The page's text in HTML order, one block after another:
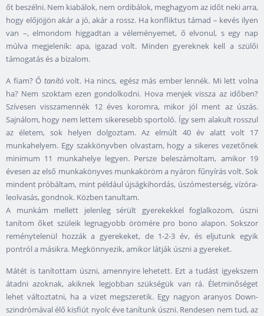
őt beszélni. Nem kiabálok, nem ordibálok, meghagyom az időt neki arra,
hogy előjöjjön akár a jó, akár a rossz. Ha konfliktus támad – kevés ilyen
van –, elmondom higgadtan a véleményemet, ő elvonul, s egy nap
múlva megjelenik: apa, igazad volt. Minden gyereknek kell a szülői
támogatás és a bizalom.
A fiam? Ő tanítóvolt. Ha nincs, egész más ember lennék. Mi lett volna
ha? Nem szoktam ezen gondolkodni. Hova menjek vissza az időben?
Szívesen visszamennék 12 éves koromra, mikor jól ment az úszás.
Sajnálom, hogy nem lettem sikeresebb sportoló. Így sem alakult rosszul
az életem, sok helyen dolgoztam. Az elmúlt 40 év alatt volt 17
munkahelyem. Egy szakkönyvben olvastam, hogy a sikeres vezetőnek
minimum 11 munkahelye legyen. Persze beleszámoltam, amikor 19
évesen az első munkakönyves munkaköröm a nyáron fűnyírás volt. Sok
mindent próbáltam, mint például újságkihordás, úszómesterség, vízóra-
leolvasás, gondnok. Közben tanultam.
A munkám mellett jelenleg sérült gyerekekkel foglalkozom, úszni
tanítom őket szüleik legnagyobb örömére pro bono alapon. Sokszor
reménytelenül hozzák a gyerekeket, de 1-2-3 év, és eljutunk egyik
pontról a másikra. Megkönnyezik, amikor látják úszni a gyereket.
Mátét is tanítottam úszni, amennyire lehetett. Ezt a tudást igyekszem
átadni azoknak, akiknek legjobban szükségük van rá. Életminőséget
lehet változtatni, ha a vizet megszeretik. Egy nagyon aranyos Down-
szindrómával élő kisfiút nyolc éve tanítunk úszni. Rendesen nem tud, az